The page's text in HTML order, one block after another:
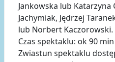
Jankowska lub Katarzyna
Jachymiak, Jędrzej
lub Norbert Kaczorowski.
Czas spektaklu: ok 90 min
Zwiastun spektaklu